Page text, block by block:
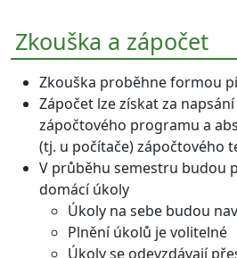
Zkouška a zápočet
Zkouška proběhne formou
Zápočet lze získat za
zápočtového programu a
(tj. u počítače) zápočtového
V průběhu semestru budou
domácí úkoly
Úkoly na sebe budou
Plnění úkolů je volitelné
Úkoly se odevzdávají